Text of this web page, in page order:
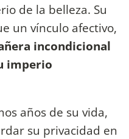
de la belleza. Su
un vínculo afectivo,
incondicional
imperio
años de su vida,
su privacidad en